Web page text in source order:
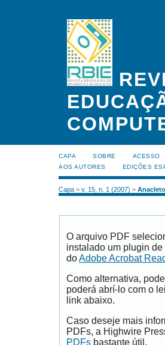
CAPA SOBRE ACESSO
AOS AUTORES
EDIÇÕES
Capa > v. 15, n. 1 (2007) > Anacleto
O arquivo PDF
instalado um plugin
doAdobe Acrobat
Como alternativa,
poderá abrí-lo com o
link abaixo.
Caso deseje mais
PDFs, a Highwire
PDFs bastante útil.